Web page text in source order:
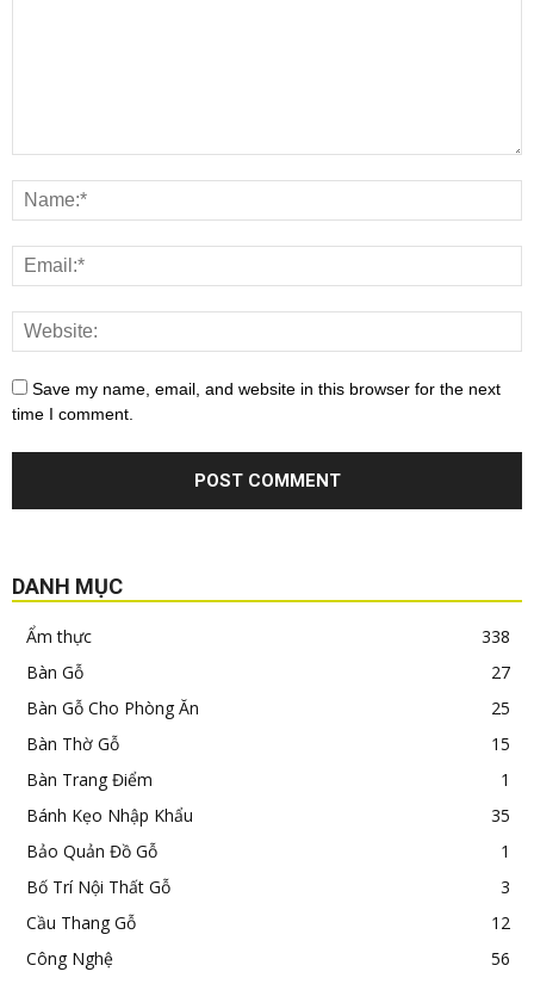
Save my name, email, and website in this browser for the next
time I comment.
DANH MỤC
Ẩm thực
338
Bàn Gỗ
27
Bàn Gỗ Cho Phòng Ăn
25
Bàn Thờ Gỗ
15
Bàn Trang Điểm
1
Bánh Kẹo Nhập Khẩu
35
Bảo Quản Đồ Gỗ
1
Bố Trí Nội Thất Gỗ
3
Cầu Thang Gỗ
12
Công Nghệ
56